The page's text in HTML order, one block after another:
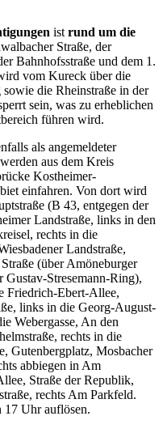
ist rund um die
Straße, der
Bahnhofsstraße und dem 1.
vom Kureck über die
die Rheinstraße in der
sein, was zu erheblichen
führen wird.
als angemeldeter
aus dem Kreis
Kostheimer-
einfahren. Von dort wird
(B 43, entgegen der
Landstraße, links in den
rechts in die
Landstraße,
(über Amöneburger
Stresemann-Ring),
Friedrich-Ebert-Allee,
links in die Georg-August-
Webergasse, An den
rechts in die
Gutenbergplatz, Mosbacher
abbiegen in Am
Straße der Republik,
rechts Am Parkfeld.
17 Uhr auflösen.